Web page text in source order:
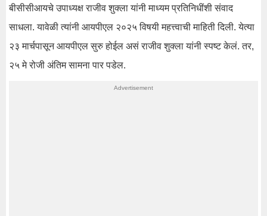
बीसीसीआयचे उपाध्यक्ष राजीव शुक्ला यांनी माध्यम प्रतिनिधींशी संवाद
साधला. यावेळी त्यांनी आयपीएल २०२५ विषयी महत्त्वाची माहिती दिली. येत्या
२३ मार्चपासून आयपीएल सुरु होईल असं राजीव शुक्ला यांनी स्पष्ट केलं. तर,
२५ मे रोजी अंतिम सामना पार पडेल.